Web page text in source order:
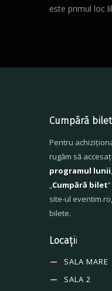
este primul loc
Cumpără bilet
Pentru
rugăm să
programul lunii
„Cumpără bilet
site-ul
bilete.
Locații
SALA MARE
SALA 2